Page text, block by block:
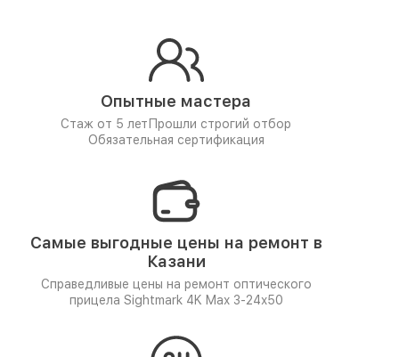
Опытные мастера
Стаж от 5 лет Прошли строгий отбор
Обязательная сертификация
Самые выгодные цены на ремонт в
Казани
Справедливые цены на ремонт оптического
прицела Sightmark 4K Max 3-24x50